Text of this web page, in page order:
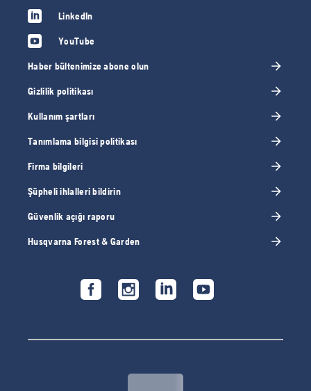
LinkedIn
YouTube
Haber bültenimize abone olun
Gizlilik politikası
Kullanım şartları
Tanımlama bilgisi politikası
Firma bilgileri
Şüpheli ihlalleri bildirin
Güvenlik açığı raporu
Husqvarna Forest & Garden